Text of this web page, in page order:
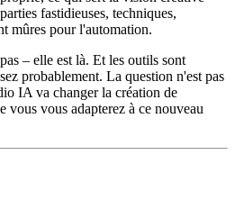
fastidieuses, techniques,
mûres pour l'automation.
– elle est là. Et les outils sont
probablement. La question n'est pas
IA va changer la création de
vous vous adapterez à ce nouveau